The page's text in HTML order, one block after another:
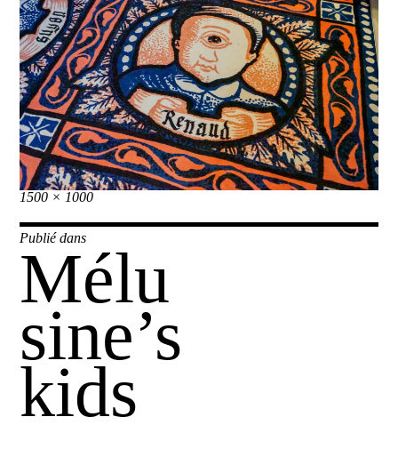
Taille
réelle
1500 × 1000
Navigation
de
l’article
Publié dans
Mélu
sine’s
kids